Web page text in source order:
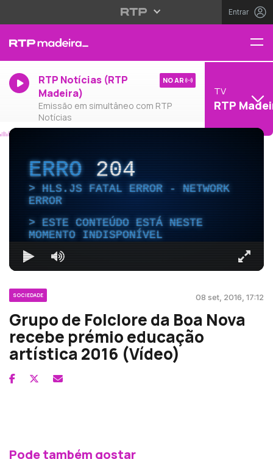
Entrar
RTP Notícias (RTP
Madeira)
Emissão em simultâneo com RTP
Notícias
NO AR
TV
RTP
ERRO204
HLS.JS FATAL ERROR - NETWORK
ERROR
ESTE CONTEÚDO ESTÁ NESTE
MOMENTO INDISPONÍVEL
SOCIEDADE 08 set, 2016, 17:12
Grupo de Folclore da Boa Nova
recebe prémio educação
artística 2016 (Vídeo)
Pode também gostar